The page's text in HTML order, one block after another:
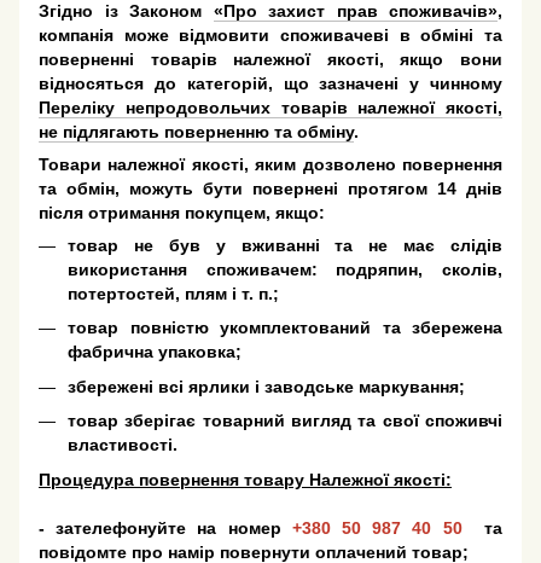
Згідно із Законом «Про захист прав споживачів»,
компанія може відмовити споживачеві в обміні та
поверненні товарів належної якості, якщо вони
відносяться до категорій, що зазначені у чинному
Переліку непродовольчих товарів належної якості,
не підлягають поверненню та обміну.
Товари належної якості, яким дозволено повернення
та обмін, можуть бути повернені протягом 14 днів
після отримання покупцем, якщо:
товар не був у вживанні та не має слідів
використання споживачем: подряпин, сколів,
потертостей, плям і т. п.;
товар повністю укомплектований та збережена
фабрична упаковка;
збережені всі ярлики і заводське маркування;
товар зберігає товарний вигляд та свої споживчі
властивості.
Процедура повернення товару Належної якості:
- зателефонуйте на номер +380 50 987 40 50
та
повідомте про намір повернути оплачений товар;